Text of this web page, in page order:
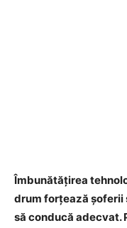
Îmbunătățirea
drum forțează șoferii
să conducă adecvat.